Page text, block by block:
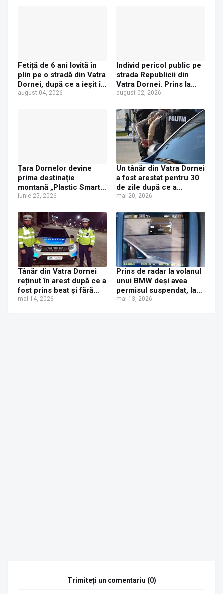
Fetiță de 6 ani lovită în
plin pe o stradă din Vatra
Dornei, după ce a ieșit în
fața mașinii prin loc
august 04, 2026
Individ pericol public pe
strada Republicii din
Vatra Dornei. Prins la
volan cu mașina avariată
august 02, 2026
Țara Dornelor devine
prima destinație
montană „Plastic Smart”
din regiune
iunie 25, 2026
Un tânăr din Vatra Dornei
a fost arestat pentru 30
de zile după ce a
depistat la volan beat și
conducere
mai 20, 2026
Tânăr din Vatra Dornei
reținut în arest după ce a
fost prins beat și fără
permis la volan
mai 14, 2026
Prins de radar la volanul
unui BMW deși avea
permisul suspendat, la
Vatra Dornei. I s-a
mai 13, 2026
Trimiteți un comentariu (0)